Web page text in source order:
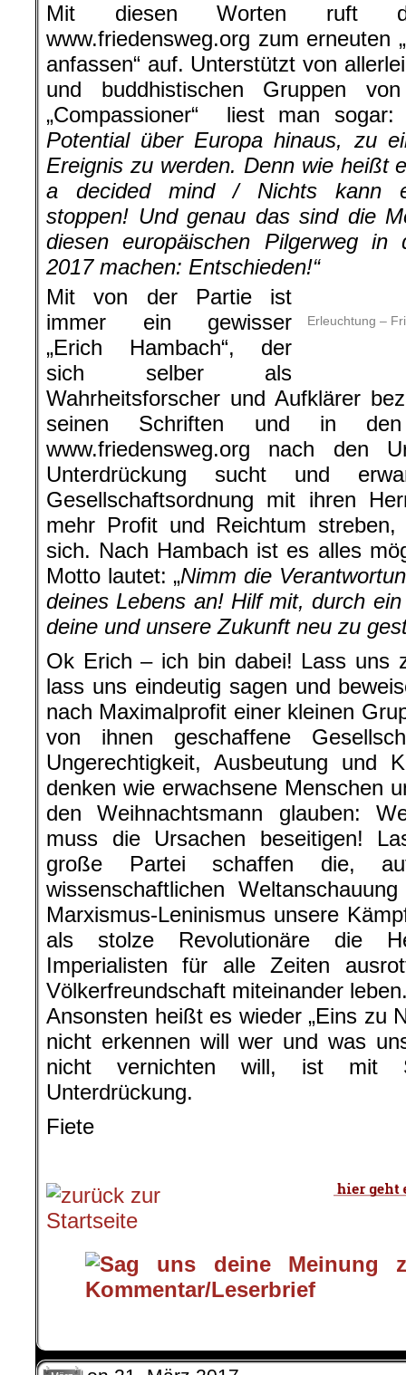
Mit diesen Worten ruft
www.friedensweg.org zum erneuten
anfassen“ auf. Unterstützt von
und buddhistischen Gruppen
„Compassioner“
liest man
Potential über Europa hinaus, zu
Ereignis zu werden. Denn wie heißt
a decided mind / Nichts kann
stoppen! Und genau das sind die
diesen europäischen Pilgerweg
2017 machen: Entschieden!“
Erleuchtung –
Mit von der Partie ist
immer ein gewisser
„Erich Hambach“, der
sich selber als
Wahrheitsforscher und Aufklärer
seinen Schriften und in den
www.friedensweg.org nach den
Unterdrückung sucht und
Gesellschaftsordnung mit ihren
mehr Profit und Reichtum
sich. Nach Hambach ist es alles
Motto lautet: „Nimm die
deines Lebens an! Hilf mit, durch
deine und unsere Zukunft neu zu
Ok Erich – ich bin dabei! Lass uns
lass uns eindeutig sagen und
nach Maximalprofit einer kleinen
von ihnen geschaffene
Ungerechtigkeit, Ausbeutung und
denken wie erwachsene Menschen
den Weihnachtsmann glauben:
muss die Ursachen beseitigen!
große Partei schaffen die,
wissenschaftlichen
Marxismus-Leninismus unsere
als stolze Revolutionäre die
Imperialisten für alle Zeiten
Völkerfreundschaft miteinander
Ansonsten heißt es wieder „Eins zu
nicht erkennen will wer und was
nicht vernichten will, ist mit
Unterdrückung.
Fiete